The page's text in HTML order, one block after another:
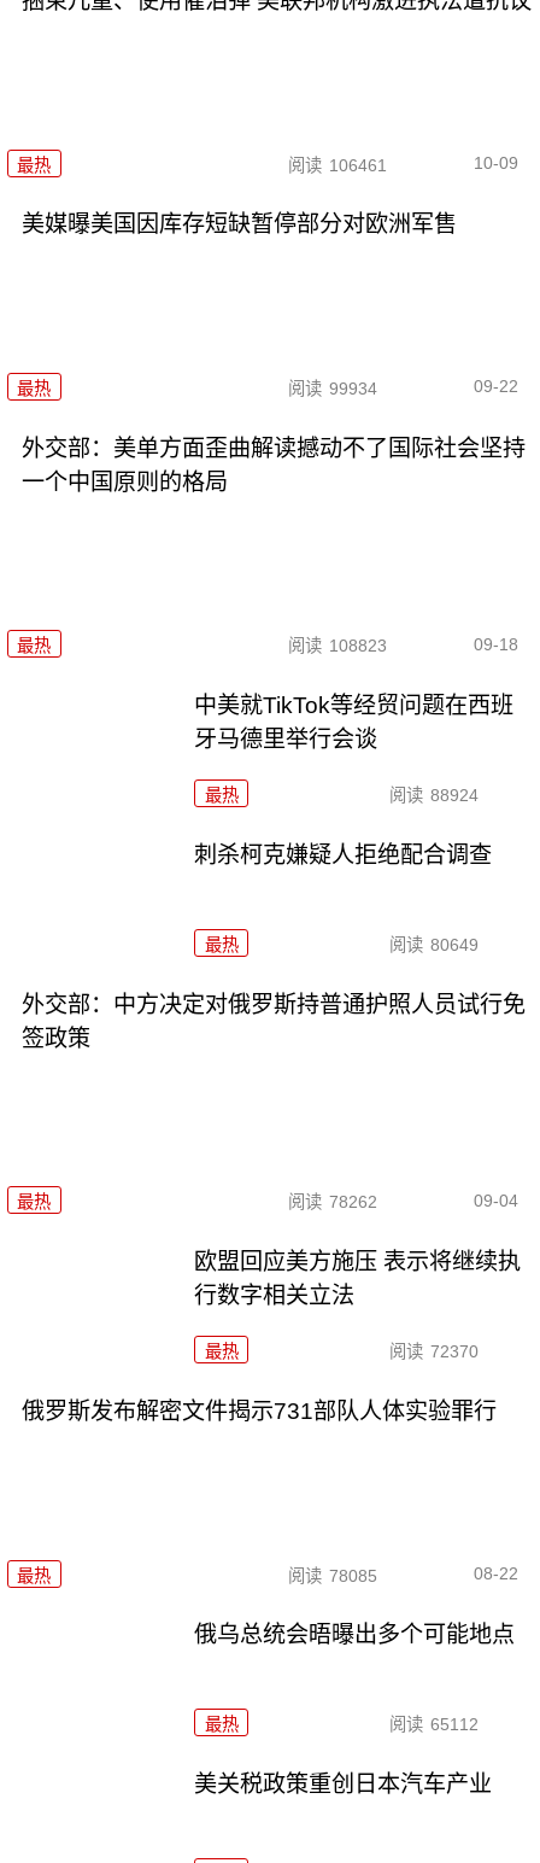
最热 阅读 106461 10-09
美媒曝美国因库存短缺暂停部分对欧洲军售
最热 阅读 99934 09-22
外交部：美单方面歪曲解读撼动不了国际社会坚持
一个中国原则的格局
最热 阅读 108823 09-18
中美就TikTok等经贸问题在西班
牙马德里举行会谈
最热 阅读 88924
刺杀柯克嫌疑人拒绝配合调查
最热 阅读 80649
外交部：中方决定对俄罗斯持普通护照人员试行免
签政策
最热 阅读 78262 09-04
欧盟回应美方施压 表示将继续执
行数字相关立法
最热 阅读 72370
俄罗斯发布解密文件揭示731部队人体实验罪行
最热 阅读 78085 08-22
俄乌总统会晤曝出多个可能地点
最热 阅读 65112
美关税政策重创日本汽车产业